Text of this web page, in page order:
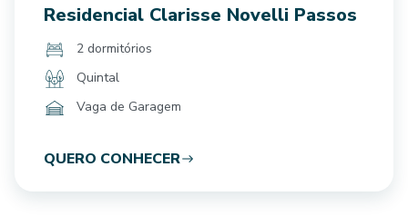
Residencial Clarisse Novelli Passos
2 dormitórios
Quintal
Vaga de Garagem
QUERO CONHECER